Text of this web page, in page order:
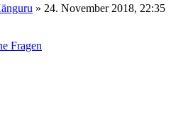
» 24. November 2018, 22:35
Fragen